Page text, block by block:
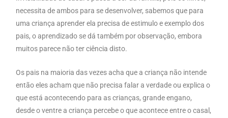
necessita de ambos para se desenvolver, sabemos que para
uma criança aprender ela precisa de estimulo e exemplo dos
pais, o aprendizado se dá também por observação, embora
muitos parece não ter ciência disto.
Os pais na maioria das vezes acha que a criança não intende
então eles acham que não precisa falar a verdade ou explica o
que está acontecendo para as crianças, grande engano,
desde o ventre a criança percebe o que acontece entre o casal,